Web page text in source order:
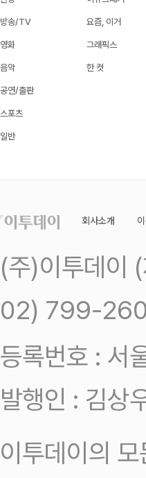
방송/TV
영화
음악
공연/출판
스포츠
일반
요즘, 이거
그래픽스
한 컷
회사소개
(주)이투데이
02) 799-
등록번호 :
발행인 : 김상
이투데이의